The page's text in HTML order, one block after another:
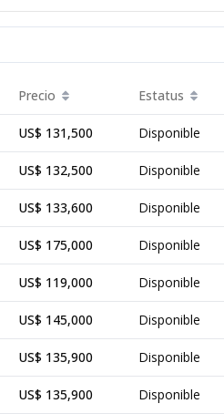
Precio Estatus
US$ 131,500 Disponible
US$ 132,500 Disponible
US$ 133,600 Disponible
US$ 175,000 Disponible
US$ 119,000 Disponible
US$ 145,000 Disponible
US$ 135,900 Disponible
US$ 135,900 Disponible